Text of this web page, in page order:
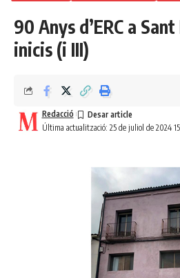
90 Anys d’ERC a
inicis (i III)
Última actualització: 25 de juliol de 2024
Redacció